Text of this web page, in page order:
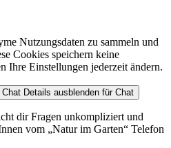
Nutzungsdaten zu sammeln und
Cookies speichern keine
Ihre Einstellungen jederzeit ändern.
Chat Details ausblenden für Chat
dir Fragen unkompliziert und
vom „Natur im Garten“ Telefon